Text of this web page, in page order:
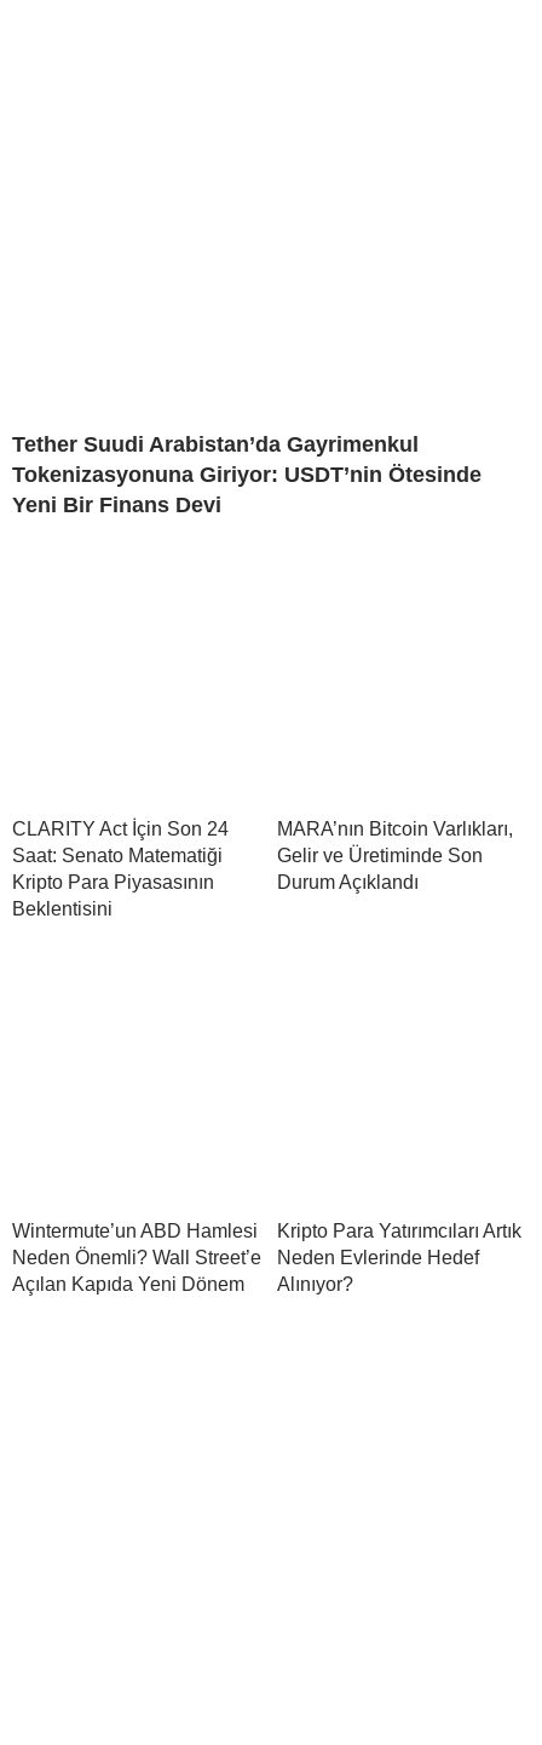
Tether Suudi Arabistan’da Gayrimenkul
Tokenizasyonuna Giriyor: USDT’nin Ötesinde
Yeni Bir Finans Devi
CLARITY Act İçin Son 24
Saat: Senato Matematiği
Kripto Para Piyasasının
Beklentisini
MARA’nın Bitcoin Varlıkları,
Gelir ve Üretiminde Son
Durum Açıklandı
Wintermute’un ABD Hamlesi
Neden Önemli? Wall Street’e
Açılan Kapıda Yeni Dönem
Kripto Para Yatırımcıları Artık
Neden Evlerinde Hedef
Alınıyor?